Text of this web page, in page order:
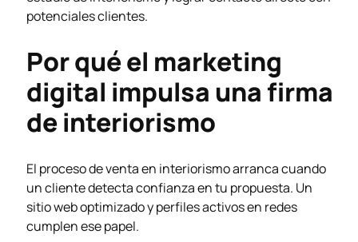
potenciales clientes.
Por qué el marketing
digital impulsa una firma
de interiorismo
El proceso de venta en interiorismo arranca cuando
un cliente detecta confianza en tu propuesta. Un
sitio web optimizado y perfiles activos en redes
cumplen ese papel.